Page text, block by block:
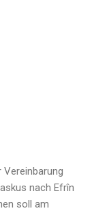
Vereinbarung
nach Efrîn
soll am